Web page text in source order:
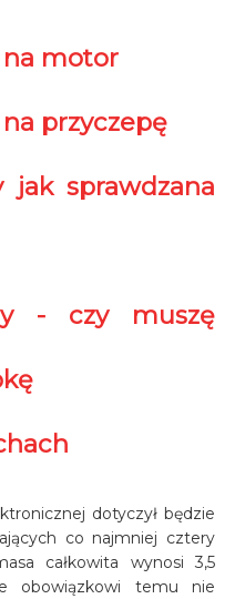
motor
przyczepę
jak sprawdzana
- czy muszę
dotyczył będzie
co najmniej cztery
całkowita wynosi 3,5
obowiązkowi temu nie